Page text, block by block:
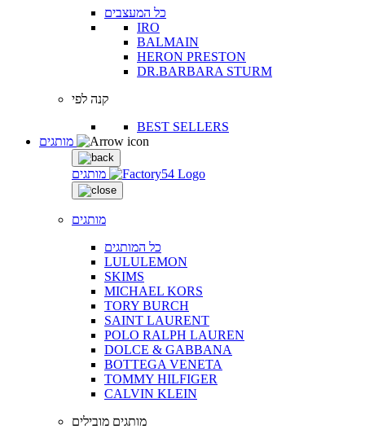
כל המעצבים
IRO
BALMAIN
HERON PRESTON
DR.BARBARA STURM
קנה לפי
BEST SELLERS
מותגים
מותגים
כל המותגים
LULULEMON
SKIMS
MICHAEL KORS
TORY BURCH
SAINT LAURENT
POLO RALPH LAUREN
DOLCE & GABBANA
BOTTEGA VENETA
TOMMY HILFIGER
CALVIN KLEIN
מותגים מובילים